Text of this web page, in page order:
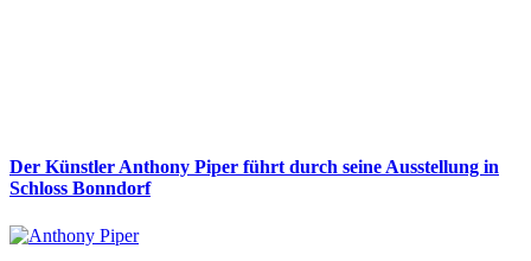
Der Künstler Anthony Piper führt durch seine Ausstellung in
Schloss Bonndorf